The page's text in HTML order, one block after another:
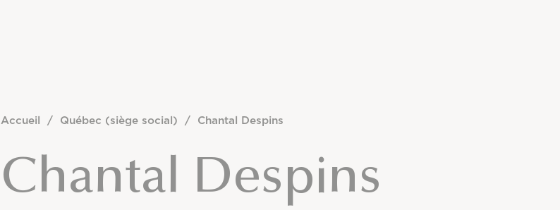
Accueil / Québec (siège social) / Chantal Despins
Chantal Despins